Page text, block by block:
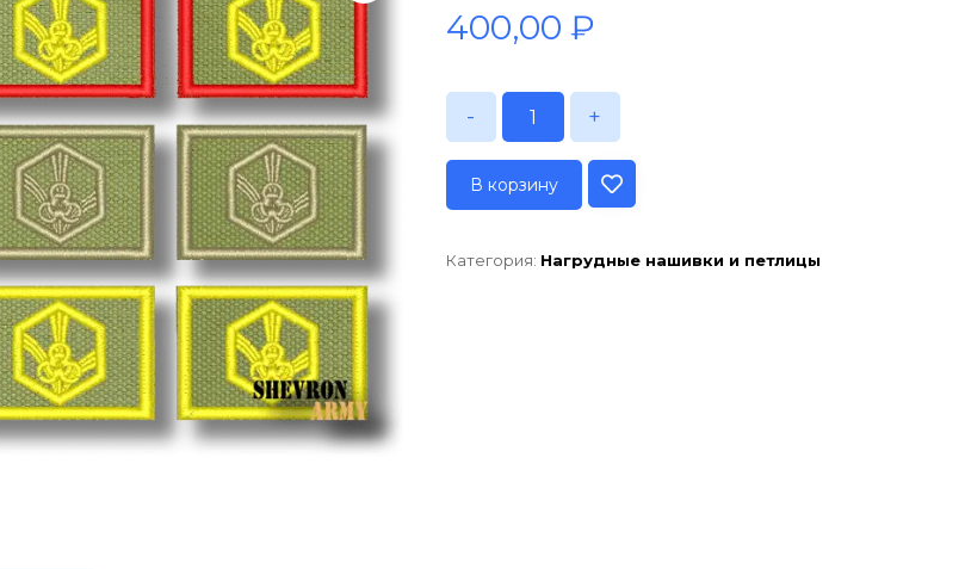
400,00 ₽
- +
В корзину
Категория: Нагрудные нашивки и петлицы